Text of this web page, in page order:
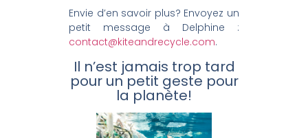
Envie d’en savoir plus? Envoyez un
petit message à Delphine :
contact@kiteandrecycle.com.
Il n’est jamais trop tard
pour un petit geste pour
la planète!